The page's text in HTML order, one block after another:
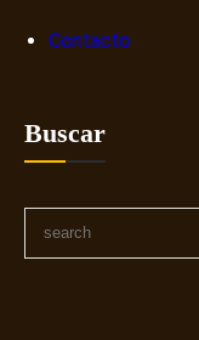
Contacto
Buscar